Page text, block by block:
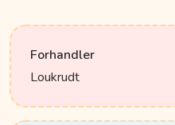
Forhandler
Loukrudt